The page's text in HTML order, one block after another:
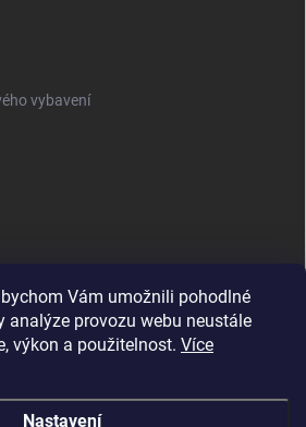
Vám umožnili pohodlné
analýze provozu webu neustále
výkon a použitelnost. Více
Nastavení
vybavení
v roce 2026: co musí obsahovat a na
vybrat a co by měla obsahovat?